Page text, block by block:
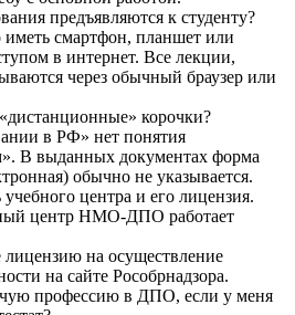
предъявляются к студенту?
иметь смартфон, планшет или
в интернет. Все лекции,
через обычный браузер или
корочки?
в РФ» нет понятия
В выданных документах форма
обычно не указывается.
центра и его лицензия.
центр НМО-ДПО работает
лицензию на осуществление
на сайте Рособрнадзора.
профессию в ДПО, если у меня